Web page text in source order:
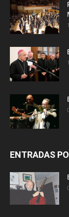
ENTRADAS